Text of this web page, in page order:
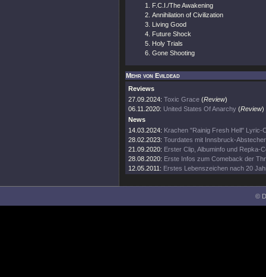
F.C.I./The Awakening
Annihilation of Civilization
Living Good
Future Shock
Holy Trials
Gone Shooting
Mehr von Evildead
Reviews
27.09.2024: Toxic Grace (Review)
06.11.2020: United States Of Anarchy (Review)
News
14.03.2024: Krachen "Rainig Fresh Hell" Lyric-
28.02.2023: Tourdates mit Innsbruck-Abstecher
21.09.2020: Erster Clip, Albuminfo und Repka-
28.08.2020: Erste Infos zum Comeback der
12.05.2011: Erstes Lebenszeichen nach 20
©